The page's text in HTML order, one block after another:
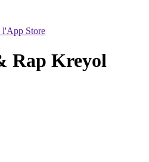
l'App Store
Rap Kreyol